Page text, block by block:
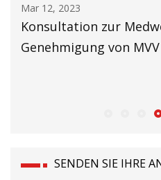
Mar 14, 2023
Welche europäischen
gewinnen das Rennen
SENDEN SIE IHRE